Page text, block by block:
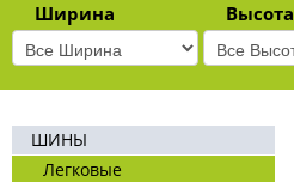
Ширина Высота
ШИНЫ
Легковые